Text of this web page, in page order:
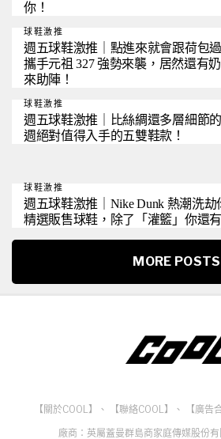
你！
球鞋激推
週五球鞋激推｜點進來就會跟荷包
攜手元祖 327 強勢來襲，居然還有
來助陣！
球鞋激推
週五球鞋激推｜比絲綢還多層細節
週絕對值得入手的五雙鞋款！
球鞋激推
週五球鞋激推｜Nike Dunk 熱潮洗
精選販售球鞋，除了「灌籃」你還
MORE POSTS
【關於COOL】 、 【聯絡COOL】 、 【廣告
廠商：英屬蓋曼群島商家庭傳媒股份